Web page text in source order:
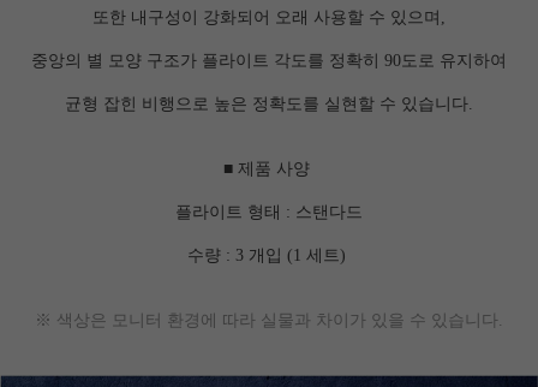
또한 내구성이 강화되어 오래 사용할 수 있으며,
중앙의 별 모양 구조가 플라이트 각도를 정확히 90도로 유지하여
균형 잡힌 비행으로 높은 정확도를 실현할 수 있습니다.
■ 제품 사양
플라이트 형태 : 스탠다드
수량 : 3 개입 (1 세트)
※ 색상은 모니터 환경에 따라 실물과 차이가 있을 수 있습니다.